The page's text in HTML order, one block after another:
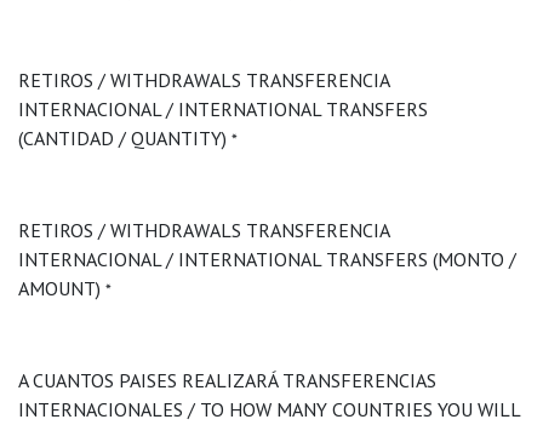
RETIROS / WITHDRAWALS TRANSFERENCIA
INTERNACIONAL / INTERNATIONAL TRANSFERS
(CANTIDAD / QUANTITY) *
RETIROS / WITHDRAWALS TRANSFERENCIA
INTERNACIONAL / INTERNATIONAL TRANSFERS (MONTO /
AMOUNT) *
A CUANTOS PAISES REALIZARÁ TRANSFERENCIAS
INTERNACIONALES / TO HOW MANY COUNTRIES YOU WILL